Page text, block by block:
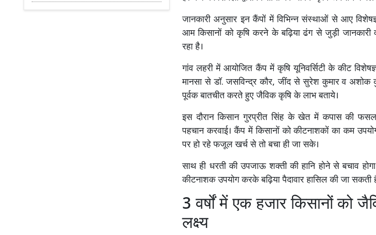
जानकारी अनुसार इन कैंपों में विभिन्न संस्थाओं से आए
आम किसानों को कृषि करने के बढ़िया ढंग से जुड़ी
रहा है।
गांव लहरी में आयोजित कैंप में कृषि यूनिवर्सिटी के कीट
मानसा से डॉ. जसविन्द्र कौर, जींद से सुरेश कुमार व अशोक
पूर्वक बातचीत करते हुए जैविक कृषि के लाभ बताये।
इस दौरान किसान गुरप्रीत सिंह के खेत में कपास की
पहचान करवाई। कैंप में किसानों को कीटनाशकों का कम
पर हो रहे फजूल खर्च से तो बचा ही जा सके।
साथ ही धरती की उपजाऊ शक्ती की हानि होने से बचाव
कीटनाशक उपयोग करके बढ़िया पैदावार हासिल की जा सकती
3 वर्षों में एक हजार किसानों को
लक्ष्य